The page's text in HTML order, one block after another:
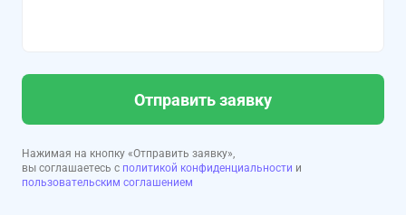
Отправить заявку
Нажимая на кнопку «Отправить заявку»,
вы соглашаетесь с политикой конфиденциальности и
пользовательским соглашением